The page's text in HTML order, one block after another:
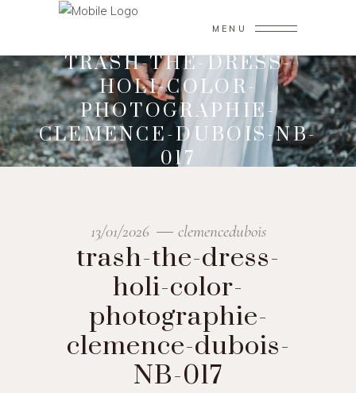
MENU
TRASH-THE-DRESS-
HOLI-COLOR-
PHOTOGRAPHIE-
CLEMENCE-DUBOIS-NB-
017
13/01/2026 clemencedubois
trash-the-dress-
holi-color-
photographie-
clemence-dubois-
NB-017